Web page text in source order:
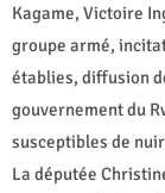
Kagame, Victoire
groupe armé,
établies, diffusion
gouvernement du
susceptibles de
La députée